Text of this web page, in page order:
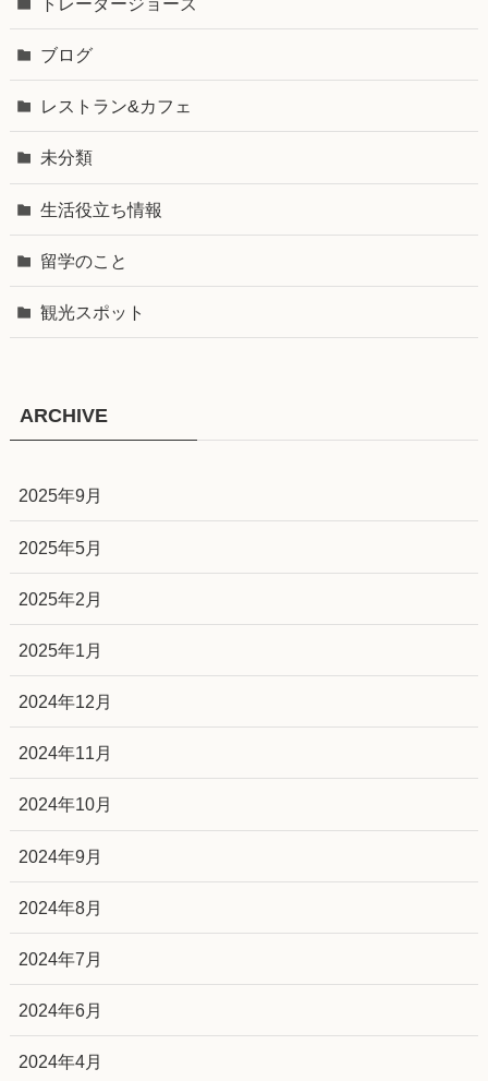
ブログ
レストラン&カフェ
未分類
生活役立ち情報
留学のこと
観光スポット
ARCHIVE
2025年9月
2025年5月
2025年2月
2025年1月
2024年12月
2024年11月
2024年10月
2024年9月
2024年8月
2024年7月
2024年6月
2024年4月